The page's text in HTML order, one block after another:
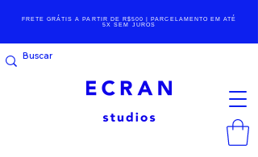
FRETE GRÁTIS A PARTIR DE R$500 | PARCELAMENTO EM ATÉ
5X SEM JUROS